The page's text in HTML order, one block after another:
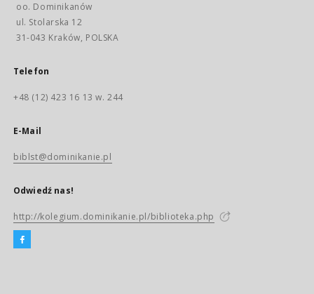
oo. Dominikanów
ul. Stolarska 12
31-043 Kraków, POLSKA
Telefon
+48 (12) 423 16 13 w. 244
E-Mail
biblst@dominikanie.pl
Odwiedź nas!
http://kolegium.dominikanie.pl/biblioteka.php